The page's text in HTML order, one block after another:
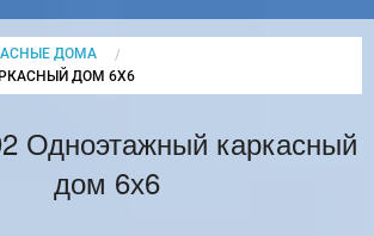
ДОМА
ДОМ 6Х6
Одноэтажный каркасный
дом 6х6